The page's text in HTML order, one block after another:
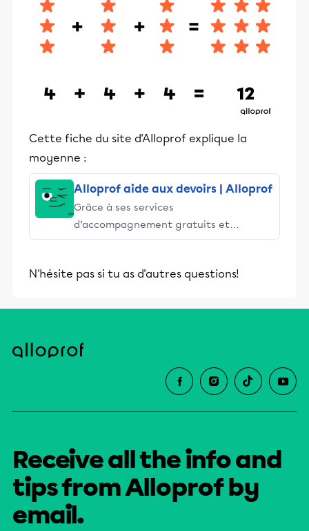
Cette fiche du site d'Alloprof explique la
moyenne :
Alloprof aide aux devoirs | Alloprof
Grâce à ses services
d’accompagnement gratuits et
stimulants, Alloprof engage les élèves
éducative.
N'hésite pas si tu as d'autres questions!
Receive all the info and
tips from Alloprof by
email.